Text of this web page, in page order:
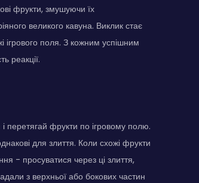
фрукти, змушуючи їх
великого кавуна. Виклик стає
поля. З кожним успішним
реакції.
перетягай фрукти по ігровому полю.
для злиття. Коли схожі фрукти
- просуватися через ці злиття,
з верхньої або бокових частин